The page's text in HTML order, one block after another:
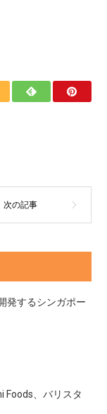
発するシンガポー
Foods、バリスタ